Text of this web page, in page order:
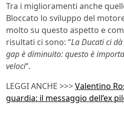
Tra i miglioramenti anche
Bloccato lo sviluppo del
molto su questo aspetto e
risultati ci sono: “La Ducati ci
gap è diminuito: questo è
veloci“.
LEGGI ANCHE >>>Valentino
guardia: il messaggio dell’ex